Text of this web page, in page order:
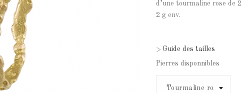
d’une tourmaline rose de
2 g env.
> Guide des tailles
Pierres disponnibles